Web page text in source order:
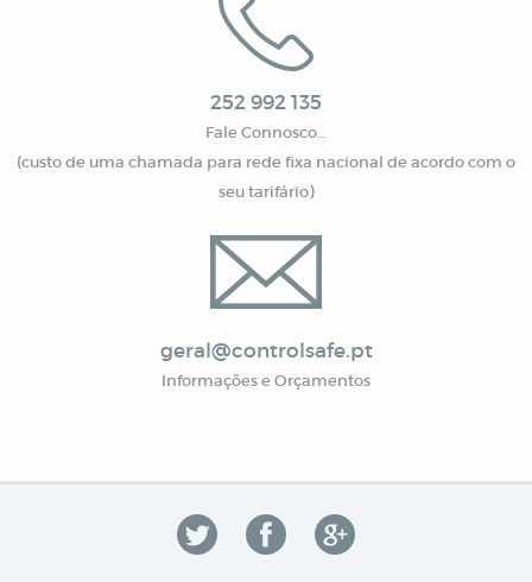
252 992 135
Fale Connosco…
(custo de uma chamada para rede fixa nacional de acordo com o
seu tarifário)
geral@controlsafe.pt
Informações e Orçamentos